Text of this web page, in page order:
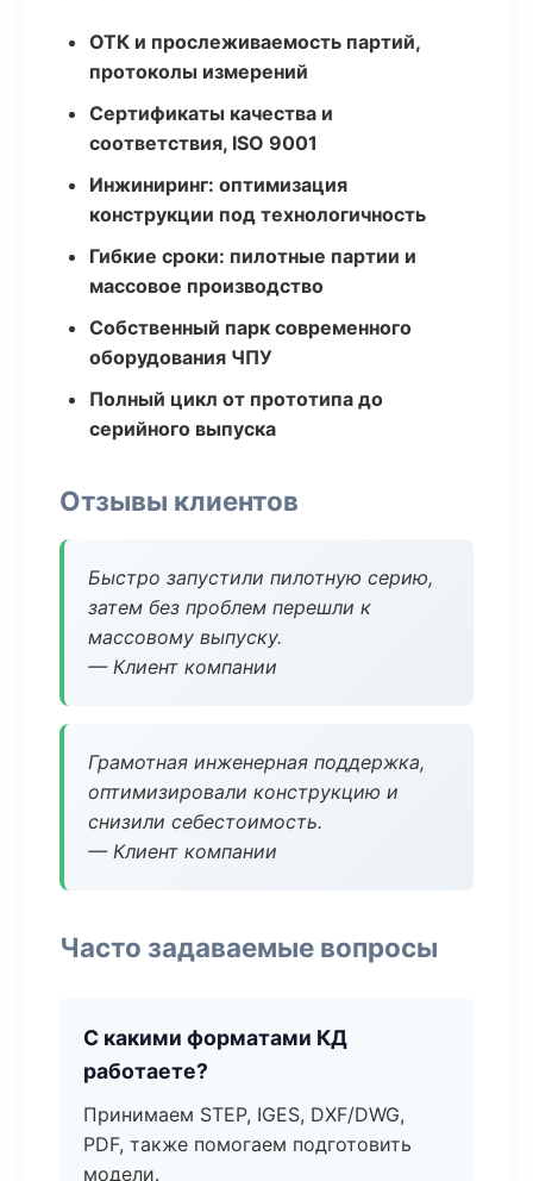
ОТК и прослеживаемость партий,
протоколы измерений
Сертификаты качества и
соответствия, ISO 9001
Инжиниринг: оптимизация
конструкции под технологичность
Гибкие сроки: пилотные партии и
массовое производство
Собственный парк современного
оборудования ЧПУ
Полный цикл от прототипа до
серийного выпуска
Отзывы клиентов
Быстро запустили пилотную серию,
затем без проблем перешли к
массовому выпуску.
— Клиент компании
Грамотная инженерная поддержка,
оптимизировали конструкцию и
снизили себестоимость.
— Клиент компании
Часто задаваемые вопросы
С какими форматами КД
работаете?
Принимаем STEP, IGES, DXF/DWG,
PDF, также помогаем подготовить
модели.